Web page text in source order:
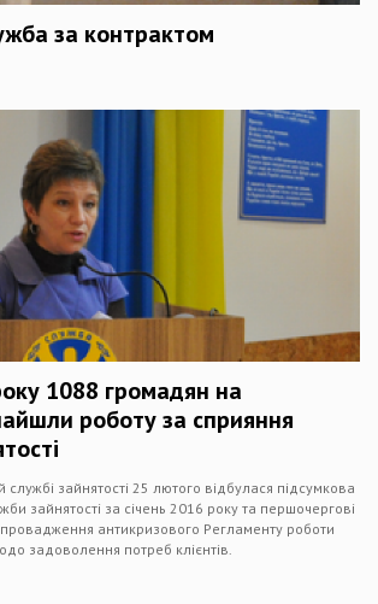
за контрактом
1088 громадян на
роботу за сприяння
службі зайнятості 25 лютого відбулася підсумкова
зайнятості за січень 2016 року та першочергові
антикризового Регламенту роботи
задоволення потреб клієнтів.